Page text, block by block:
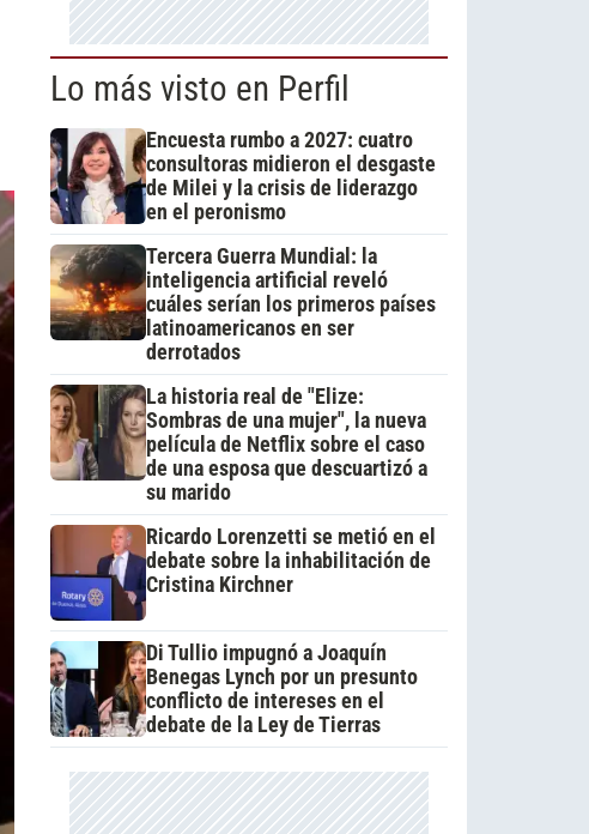
Lo más visto en Perfil
Encuesta rumbo a 2027: cuatro
consultoras midieron el desgaste
de Milei y la crisis de liderazgo
en el peronismo
Tercera Guerra Mundial: la
inteligencia artificial reveló
cuáles serían los primeros países
latinoamericanos en ser
derrotados
La historia real de "Elize:
Sombras de una mujer", la nueva
película de Netflix sobre el caso
de una esposa que descuartizó a
su marido
Ricardo Lorenzetti se metió en el
debate sobre la inhabilitación de
Cristina Kirchner
Di Tullio impugnó a Joaquín
Benegas Lynch por un presunto
conflicto de intereses en el
debate de la Ley de Tierras